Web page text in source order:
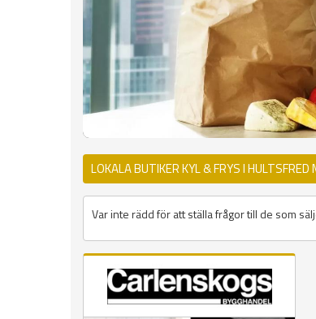
LOKALA BUTIKER KYL & FRYS I HULTSFRED
Var inte rädd för att ställa frågor till de som